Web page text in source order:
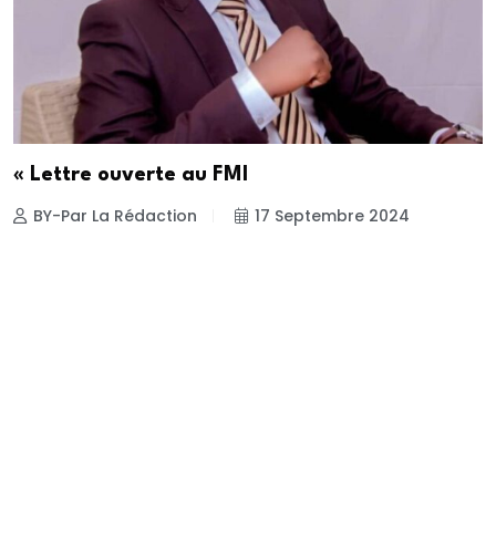
« Lettre ouverte au FMI
BY-Par La Rédaction 17 Septembre 2024